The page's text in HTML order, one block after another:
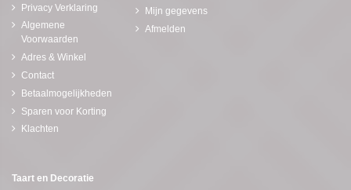
Privacy Verklaring
Algemene
Voorwaarden
Adres & Winkel
Contact
Betaalmogelijkheden
Sparen voor Korting
Klachten
Mijn gegevens
Afmelden
Taart en Decoratie